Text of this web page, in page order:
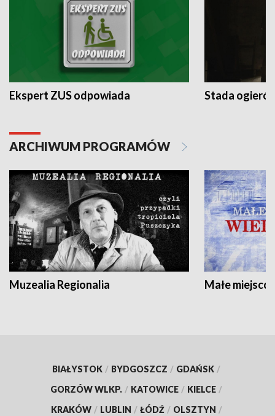
Ekspert ZUS odpowiada Stada
ARCHIWUM PROGRAMÓW
Muzealia Regionalia Małe
BIAŁYSTOK / BYDGOSZCZ / GDAŃSK /
GORZÓW WLKP. / KATOWICE / KIELCE /
KRAKÓW / LUBLIN / ŁÓDŹ / OLSZTYN /